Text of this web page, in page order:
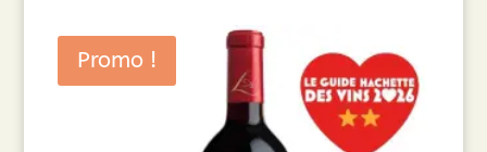
Promo !